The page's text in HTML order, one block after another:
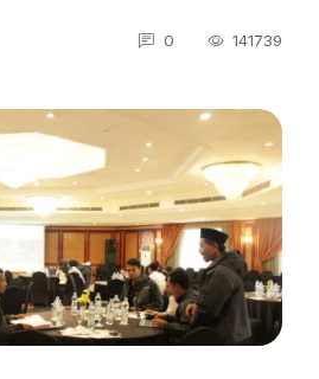
0 141739